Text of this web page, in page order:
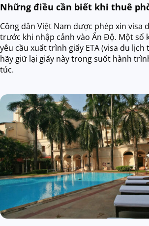
Những điều cần biết khi thuê
Công dân Việt Nam được phép xin visa
trước khi nhập cảnh vào Ấn Độ. Một số
yêu cầu xuất trình giấy ETA (visa du
hãy giữ lại giấy này trong suốt hành
túc.